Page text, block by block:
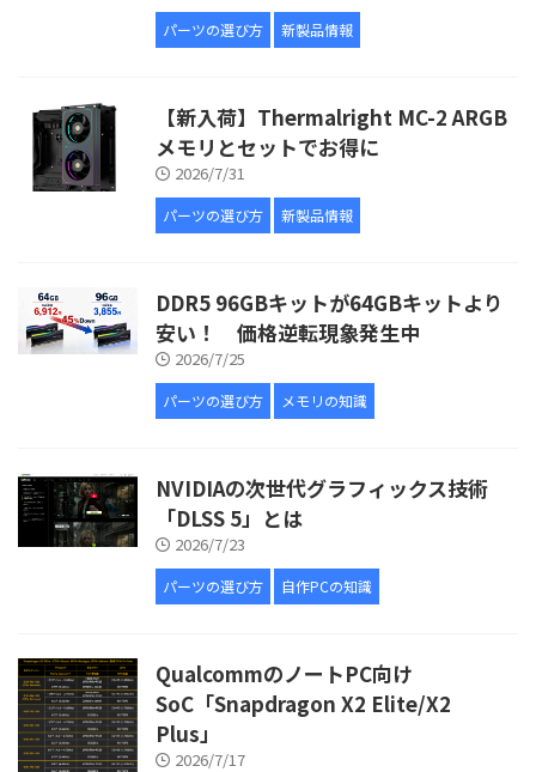
パーツの選び方 新製品情報
【新入荷】Thermalright MC-2 ARGB
メモリとセットでお得に
2026/7/31
パーツの選び方 新製品情報
DDR5 96GBキットが64GBキットより
安い！ 価格逆転現象発生中
2026/7/25
パーツの選び方 メモリの知識
NVIDIAの次世代グラフィックス技術
「DLSS 5」とは
2026/7/23
パーツの選び方 自作PCの知識
QualcommのノートPC向け
SoC「Snapdragon X2 Elite/X2
Plus」
2026/7/17